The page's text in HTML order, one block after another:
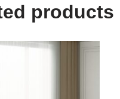
products